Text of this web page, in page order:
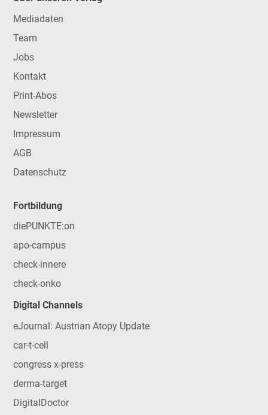
Mediadaten
Team
Jobs
Kontakt
Print-Abos
Newsletter
Impressum
AGB
Datenschutz
Fortbildung
diePUNKTE:on
apo-campus
check-innere
check-onko
Digital Channels
eJournal: Austrian Atopy Update
car-t-cell
congress x-press
derma-target
DigitalDoctor